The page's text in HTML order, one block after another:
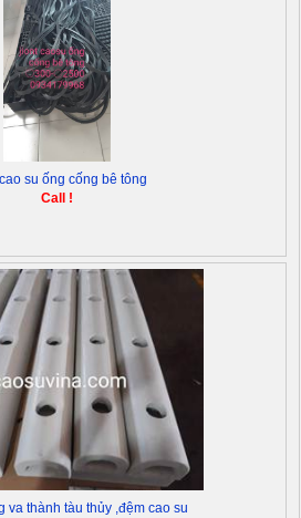
su ống cống bê tông
Call !
va thành tàu thủy ,đệm cao su